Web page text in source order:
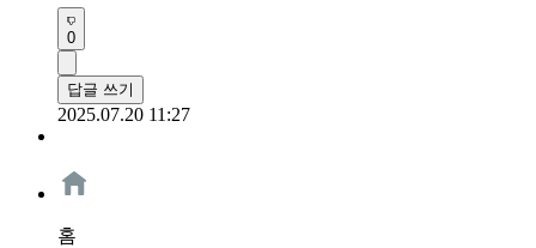
0
답글 쓰기
2025.07.20 11:27
홈